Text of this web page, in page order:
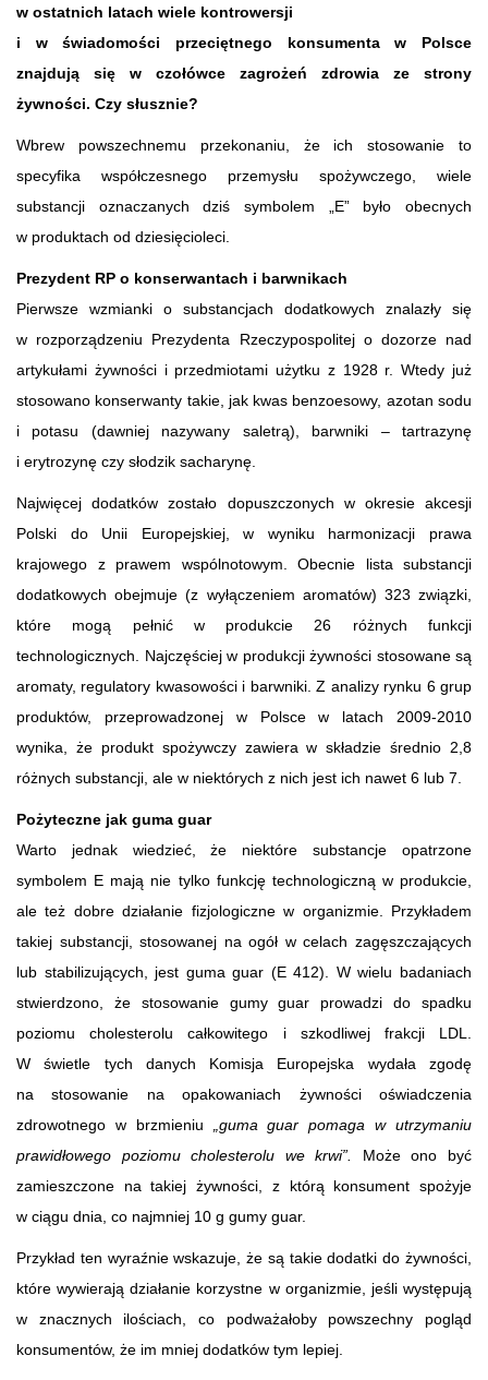
w ostatnich latach wiele kontrowersji
i w świadomości przeciętnego konsumenta w Polsce
znajdują się w czołówce zagrożeń zdrowia ze strony
żywności. Czy słusznie?
Wbrew powszechnemu przekonaniu, że ich stosowanie to
specyfika współczesnego przemysłu spożywczego, wiele
substancji oznaczanych dziś symbolem „E” było obecnych
w produktach od dziesięcioleci.
Prezydent RP o konserwantach i barwnikach
Pierwsze wzmianki o substancjach dodatkowych znalazły się
w rozporządzeniu Prezydenta Rzeczypospolitej o dozorze nad
artykułami żywności i przedmiotami użytku z 1928 r. Wtedy już
stosowano konserwanty takie, jak kwas benzoesowy, azotan sodu
i potasu (dawniej nazywany saletrą), barwniki – tartrazynę
i erytrozynę czy słodzik sacharynę.
Najwięcej dodatków zostało dopuszczonych w okresie akcesji
Polski do Unii Europejskiej, w wyniku harmonizacji prawa
krajowego z prawem wspólnotowym. Obecnie lista substancji
dodatkowych obejmuje (z wyłączeniem aromatów) 323 związki,
które mogą pełnić w produkcie 26 różnych funkcji
technologicznych. Najczęściej w produkcji żywności stosowane są
aromaty, regulatory kwasowości i barwniki. Z analizy rynku 6 grup
produktów, przeprowadzonej w Polsce w latach 2009-2010
wynika, że produkt spożywczy zawiera w składzie średnio 2,8
różnych substancji, ale w niektórych z nich jest ich nawet 6 lub 7.
Pożyteczne jak guma guar
Warto jednak wiedzieć, że niektóre substancje opatrzone
symbolem E mają nie tylko funkcję technologiczną w produkcie,
ale też dobre działanie fizjologiczne w organizmie. Przykładem
takiej substancji, stosowanej na ogół w celach zagęszczających
lub stabilizujących, jest guma guar (E 412). W wielu badaniach
stwierdzono, że stosowanie gumy guar prowadzi do spadku
poziomu cholesterolu całkowitego i szkodliwej frakcji LDL.
W świetle tych danych Komisja Europejska wydała zgodę
na stosowanie na opakowaniach żywności oświadczenia
zdrowotnego w brzmieniu
„guma guar pomaga w utrzymaniu
prawidłowego poziomu cholesterolu we krwi”.
Może ono być
zamieszczone na takiej żywności, z którą konsument spożyje
w ciągu dnia, co najmniej 10 g gumy guar.
Przykład ten wyraźnie wskazuje, że są takie dodatki do żywności,
które wywierają działanie korzystne w organizmie, jeśli występują
w znacznych ilościach, co podważałoby powszechny pogląd
konsumentów, że im mniej dodatków tym lepiej.